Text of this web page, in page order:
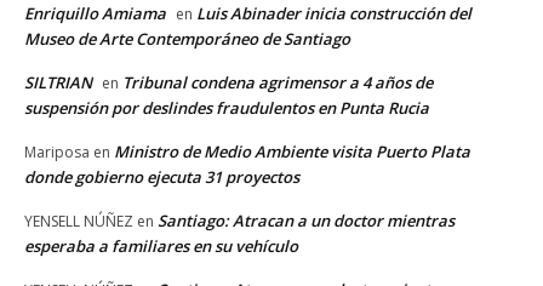
Enriquillo Amiama en Luis Abinader inicia construcción del
Museo de Arte Contemporáneo de Santiago
SILTRIAN en Tribunal condena agrimensor a 4 años de
suspensión por deslindes fraudulentos en Punta Rucia
Mariposa en Ministro de Medio Ambiente visita Puerto Plata
donde gobierno ejecuta 31 proyectos
YENSELL NÚÑEZ en Santiago: Atracan a un doctor mientras
esperaba a familiares en su vehículo